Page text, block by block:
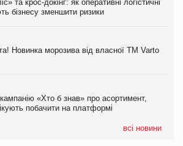
та крос-докінг: як оперативні логістичні
бізнесу зменшити ризики
Новинка морозива від власної ТМ Varto
«Хто б знав» про асортимент,
побачити на платформі
всі новини
«Хто б знав» про асортимент,
у VARUS з’явилися паучі
VARUS купує мережу магазинів
збиток у першому півріччі
на 9%